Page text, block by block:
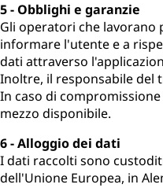
5 - Obblighi e garanzie
Gli operatori che
informare l'utente e a
dati attraverso
Inoltre, il responsabile del
In caso di
mezzo disponibile.
6 - Alloggio dei dati
I dati raccolti sono
dell'Unione Europea, in